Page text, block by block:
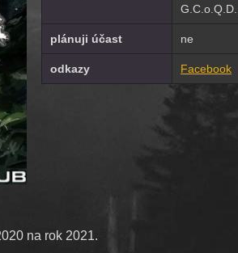
G.C.o.Q.D.,
plánuji účast ne
odkazy Facebook
na rok 2021.